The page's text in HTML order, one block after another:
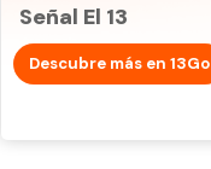
Señal El 13
Descubre más en 13Go